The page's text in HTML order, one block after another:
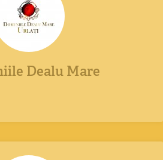
Dealu Mare